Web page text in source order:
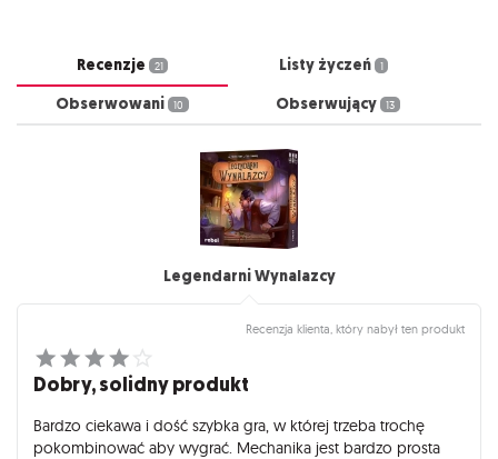
Recenzje 21 Listy życzeń 1
Obserwowani 10 Obserwujący 13
Legendarni Wynalazcy
Recenzja klienta, który nabył ten produkt
Dobry, solidny produkt
Bardzo ciekawa i dość szybka gra, w której trzeba trochę
pokombinować aby wygrać. Mechanika jest bardzo prosta